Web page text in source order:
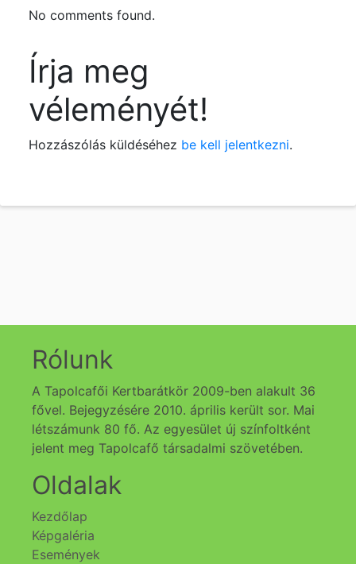
No comments found.
Írja meg
véleményét!
Hozzászólás küldéséhez be kell jelentkezni.
Rólunk
A Tapolcafői Kertbarátkör 2009-ben alakult 36
fővel. Bejegyzésére 2010. április került sor. Mai
létszámunk 80 fő. Az egyesület új színfoltként
jelent meg Tapolcafő társadalmi szövetében.
Oldalak
Kezdőlap
Képgaléria
Események